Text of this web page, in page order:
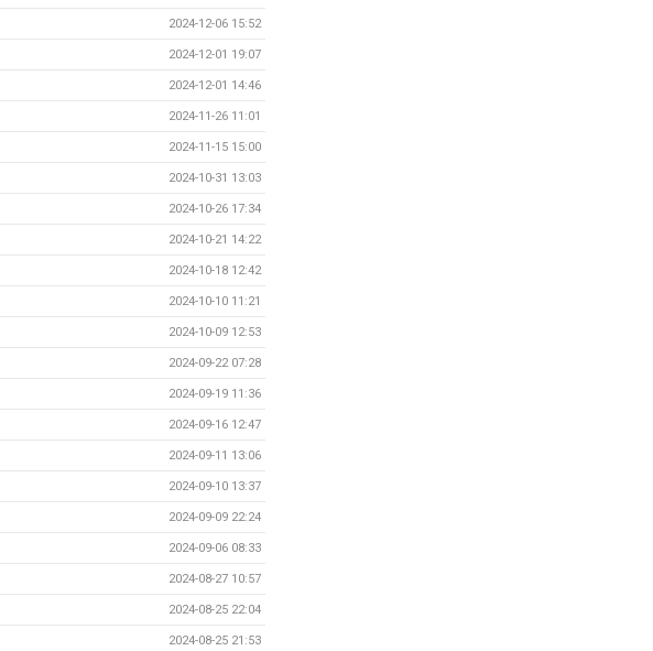
2024-12-06 15:52
2024-12-01 19:07
2024-12-01 14:46
2024-11-26 11:01
2024-11-15 15:00
2024-10-31 13:03
2024-10-26 17:34
2024-10-21 14:22
2024-10-18 12:42
2024-10-10 11:21
2024-10-09 12:53
2024-09-22 07:28
2024-09-19 11:36
2024-09-16 12:47
2024-09-11 13:06
2024-09-10 13:37
2024-09-09 22:24
2024-09-06 08:33
2024-08-27 10:57
2024-08-25 22:04
2024-08-25 21:53